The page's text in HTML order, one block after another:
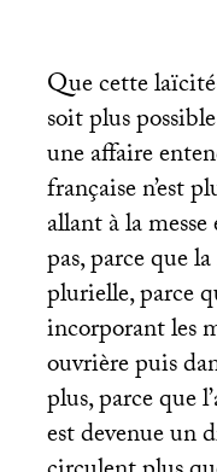
Que cette
soit plus
une affaire
française n’est
allant à la
pas, parce que
plurielle, parce
incorporant les
ouvrière puis
plus, parce que
est devenue un